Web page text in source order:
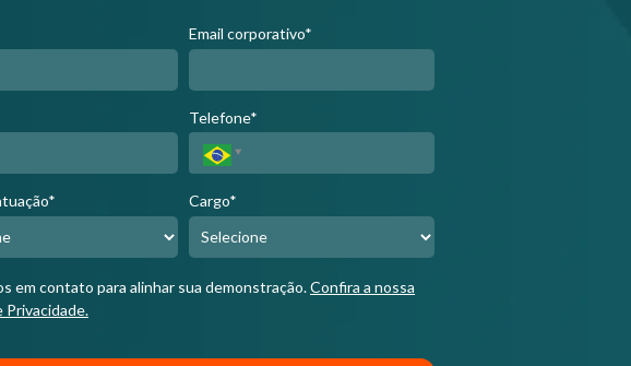
Email corporativo*
Telefone*
Cargo*
em contato para alinhar sua demonstração.Confira a nossa
Privacidade.